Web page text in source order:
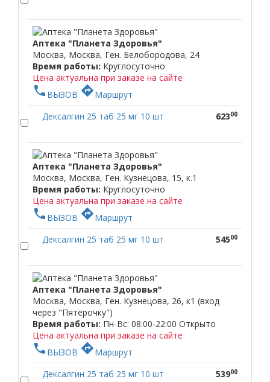
Аптека "Планета Здоровья"
Москва, Москва, Ген. Белобородова, 24
Время работы: Круглосуточно
Цена актуальна при заказе на сайте
phone ВЫЗОВ directionsМаршрут
Дексалгин 25 таб 25 мг 10 шт
62300
Аптека "Планета Здоровья"
Москва, Москва, Ген. Кузнецова, 15, к.1
Время работы: Круглосуточно
Цена актуальна при заказе на сайте
phone ВЫЗОВ directionsМаршрут
Дексалгин 25 таб 25 мг 10 шт
54500
Аптека "Планета Здоровья"
Москва, Москва, Ген. Кузнецова, 26, к1 (вход
через "Пятёрочку")
Время работы: Пн-Вс: 08:00-22:00 Открыто
Цена актуальна при заказе на сайте
phone ВЫЗОВ directionsМаршрут
Дексалгин 25 таб 25 мг 10 шт
53900